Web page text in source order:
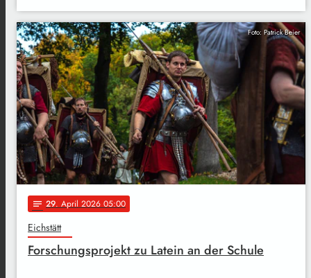
Foto: Patrick Beier
notes 29. April 2026 05:00
Eichstätt
Forschungsprojekt zu Latein an der Schule